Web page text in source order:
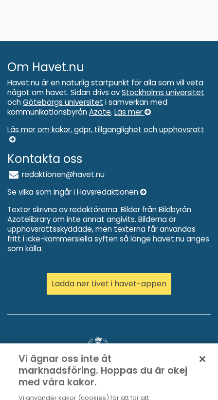
Om Havet.nu
Havet.nu är en naturlig startpunkt för alla som vill veta
något om havet. Sidan drivs avStockholms universitet
och Göteborgs universitet i samverkan med
kommunikationsbyrån Azote. Läs mer
Läs mer om kakor, gdpr, tillganglighet och upphovsratt
Kontakta oss
redaktionen@havet.nu
Se vilka som ingår i Havsredaktionen
Texter skrivna av redaktörerna. Bilder från Bildbyrån
Azotelibrary om inte annat angivits. Bilderna är
upphovsrättsskyddade, men texterna får användas
fritt i icke-kommersiella syften så länge havet.nu anges
som källa.
Ladda ner Livet i havet-appen
Vi ägnar oss inte åt
marknadsföring. Hoppas du är okej
med våra kakor.
Vi använder kakor (cookies) för att för att